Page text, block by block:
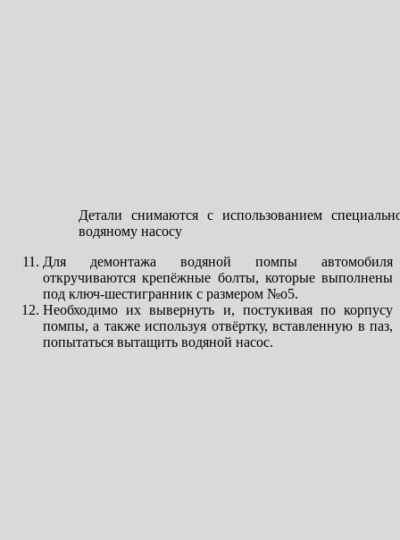
Детали снимаются с использованием
водяному насосу
Для демонтажа водяной помпы автомобиля
откручиваются крепёжные болты, которые выполнены
под ключ-шестигранник с размером №o5.
Необходимо их вывернуть и, постукивая по корпусу
помпы, а также используя отвёртку, вставленную в паз,
попытаться вытащить водяной насос.